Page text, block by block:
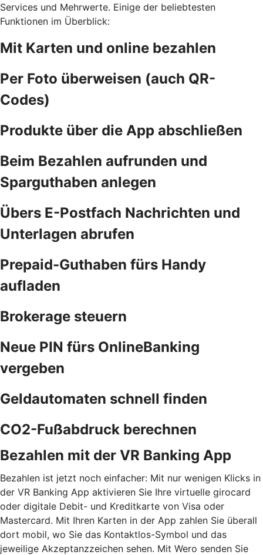
Services und Mehrwerte. Einige der beliebtesten
Funktionen im Überblick:
Mit Karten und online bezahlen
Per Foto überweisen (auch QR-
Codes)
Produkte über die App abschließen
Beim Bezahlen aufrunden und
Sparguthaben anlegen
Übers E-Postfach Nachrichten und
Unterlagen abrufen
Prepaid-Guthaben fürs Handy
aufladen
Brokerage steuern
Neue PIN fürs OnlineBanking
vergeben
Geldautomaten schnell finden
CO2-Fußabdruck berechnen
Bezahlen mit der VR Banking App
Bezahlen ist jetzt noch einfacher: Mit nur wenigen Klicks in
der VR Banking App aktivieren Sie Ihre virtuelle girocard
oder digitale Debit- und Kreditkarte von Visa oder
Mastercard. Mit Ihren Karten in der App zahlen Sie überall
dort mobil, wo Sie das Kontaktlos-Symbol und das
jeweilige Akzeptanzzeichen sehen. Mit Wero senden Sie